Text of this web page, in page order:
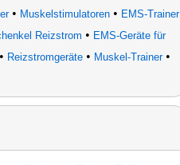
• Muskelstimulatoren• EMS-Trainer
Reizstrom • EMS-Geräte für
• Reizstromgeräte • Muskel-Trainer•